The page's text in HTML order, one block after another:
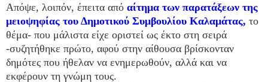
Απόψε, λοιπόν, έπειτα από αίτημα των παρατάξεων της
μειοψηφίας του Δημοτικού Συμβουλίου Καλαμάτας, το
θέμα- που μάλιστα είχε οριστεί ως έκτο στη σειρά
-συζητήθηκε πρώτο, αφού στην αίθουσα βρίσκονταν
δημότες που ήθελαν να ενημερωθούν, αλλά και να
εκφέρουν τη γνώμη τους.